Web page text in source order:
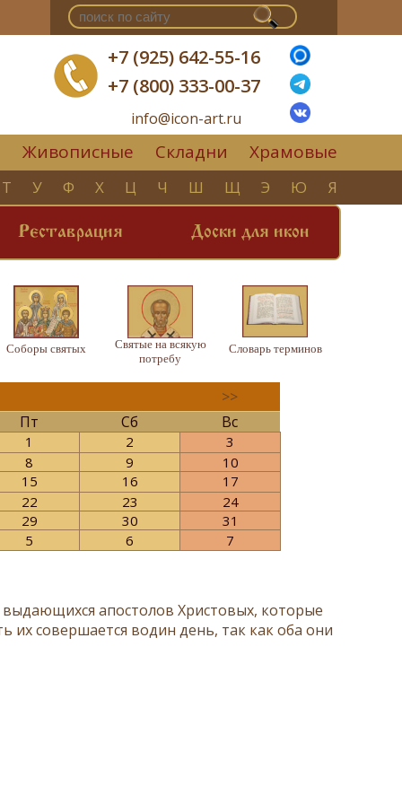
+7 (925) 642-55-16
+7 (800) 333-00-37
info@icon-art.ru
Живописные Складни Храмовые
Т У Ф Х Ц Ч Ш Щ Э Ю Я
Реставрация Доски для икон
Соборы святых
Святые на всякую
потребу
Словарь терминов
>>
Пт Сб Вс
1 2
3
8 9
10
15 16
17
22 23
24
29 30
31
5 6 7
апостолов Христовых, которые
их совершается водин день, так как оба они